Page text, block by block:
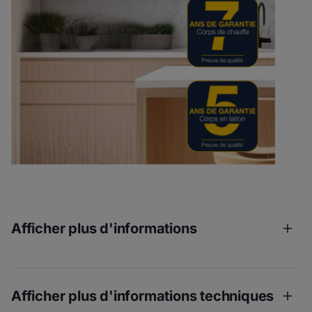
Afficher plus d'informations
premium
Afficher plus d'informations techniques